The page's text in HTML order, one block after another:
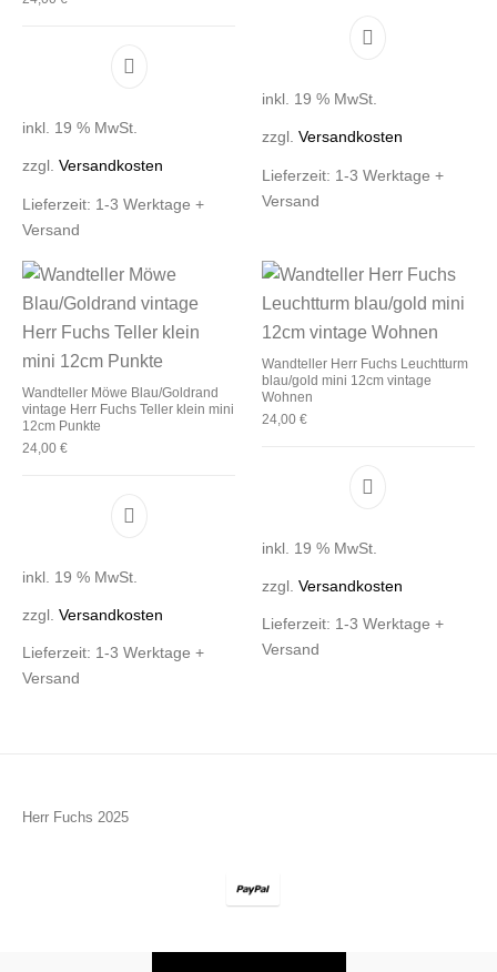
inkl. 19 % MwSt.
zzgl.Versandkosten
Lieferzeit: 1-3 Werktage +
Versand
inkl. 19 % MwSt.
zzgl. Versandkosten
Lieferzeit: 1-3 Werktage +
Versand
Wandteller Möwe Blau/Goldrand
vintage Herr Fuchs Teller klein mini
12cm Punkte
24,00€
inkl. 19 % MwSt.
zzgl.Versandkosten
Lieferzeit: 1-3 Werktage +
Versand
Wandteller Herr Fuchs Leuchtturm
blau/gold mini 12cm vintage
Wohnen
24,00 €
inkl. 19 % MwSt.
zzgl. Versandkosten
Lieferzeit: 1-3 Werktage +
Versand
Herr Fuchs 2025